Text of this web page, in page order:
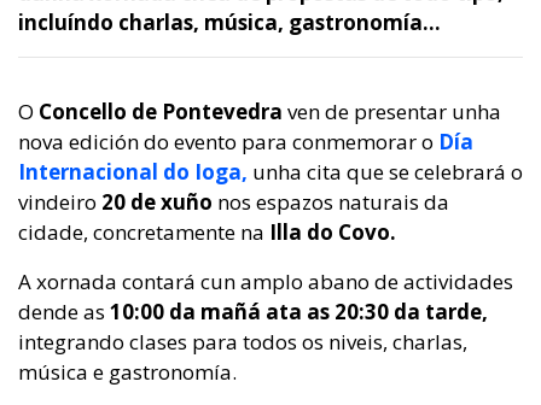
incluíndo charlas, música, gastronomía…
O Concello de Pontevedra ven de presentar unha
nova edición do evento para conmemorar o Día
Internacional do Ioga, unha cita que se celebrará o
vindeiro 20 de xuño nos espazos naturais da
cidade, concretamente na Illa do Covo.
A xornada contará cun amplo abano de actividades
dende as 10:00 da mañá ata as 20:30 da tarde,
integrando clases para todos os niveis, charlas,
música e gastronomía.